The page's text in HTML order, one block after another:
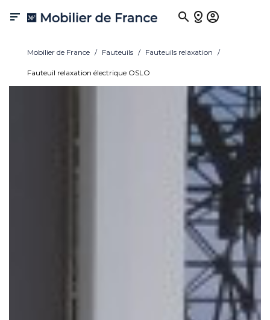

Mobilier de France Fauteuils Fauteuils relaxation
Fauteuil relaxation électrique OSLO